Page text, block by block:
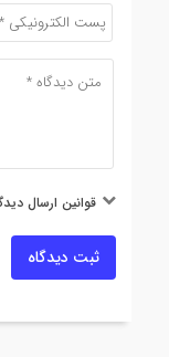
قوانین ارسال
ثبت دیدگاه